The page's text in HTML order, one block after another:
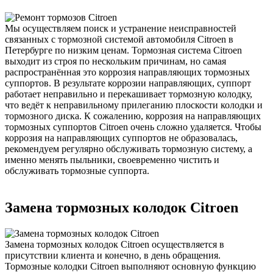
Мы осуществляем поиск и устранение неисправностей
связанных с тормозной системой автомобиля Citroen в
Петербурге по низким ценам. Тормозная система Citroen
выходит из строя по нескольким причинам, но самая
распространённая это коррозия направляющих тормозных
суппортов. В результате коррозии направляющих, суппорт
работает неправильно и перекашивает тормозную колодку,
что ведёт к неправильному прилеганию плоскости колодки и
тормозного диска. К сожалению, коррозия на направляющих
тормозных суппортов Citroen очень сложно удаляется. Чтобы
коррозия на направляющих суппортов не образовалась,
рекомендуем регулярно обслуживать тормозную систему, а
именно менять пыльники, своевременно чистить и
обслуживать тормозные суппорта.
Замена тормозных колодок Citroen
Замена тормозных колодок Citroen осуществляется в
присутствии клиента и конечно, в день обращения.
Тормозные колодки Citroen выполняют основную функцию